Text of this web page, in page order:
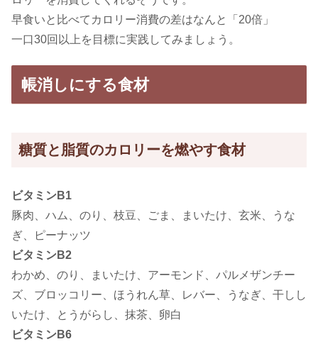
早食いと比べてカロリー消費の差はなんと「20倍」
一口30回以上を目標に実践してみましょう。
帳消しにする食材
糖質と脂質のカロリーを燃やす食材
ビタミンB1
豚肉、ハム、のり、枝豆、ごま、まいたけ、玄米、うな
ぎ、ピーナッツ
ビタミンB2
わかめ、のり、まいたけ、アーモンド、パルメザンチー
ズ、ブロッコリー、ほうれん草、レバー、うなぎ、干しし
いたけ、とうがらし、抹茶、卵白
ビタミンB6